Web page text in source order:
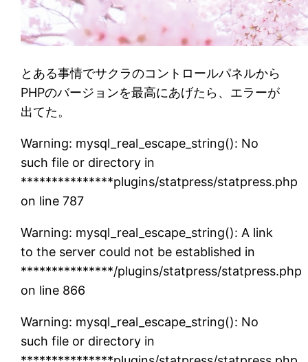
とある事情でサクラのコントロールパネルから
PHPのバージョンを最高にあげたら、エラーが
出てた。
Warning: mysql_real_escape_string(): No
such file or directory in
***************plugins/statpress/statpress.php
on line 787
Warning: mysql_real_escape_string(): A link
to the server could not be established in
***************/plugins/statpress/statpress.php
on line 866
Warning: mysql_real_escape_string(): No
such file or directory in